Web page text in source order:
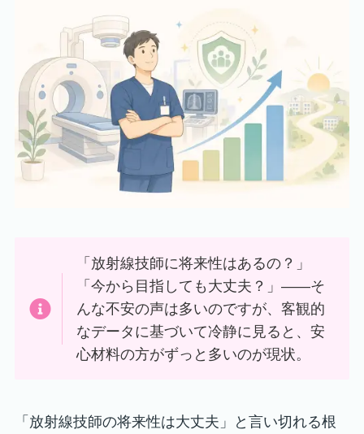
「放射線技師に将来性はあるの？」
「今から目指しても大丈夫？」——そ
んな不安の声は多いのですが、客観的
なデータに基づいて冷静に見ると、安
心材料の方がずっと多いのが現状。
「放射線技師の将来性は大丈夫」と言い切れる根